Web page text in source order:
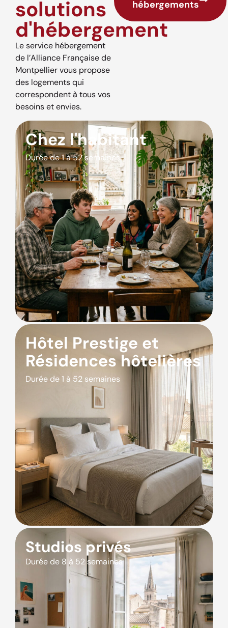
solutions
d'hébergement
Le service hébergement
de l’Alliance Française de
Montpellier vous propose
des logements qui
correspondent à tous vos
besoins et envies.
hébergements
Chez l'habitant
Durée de 1 à 52 semaines
Hôtel Prestige et
Résidences hôtelières
Durée de 1 à 52 semaines
Studios privés
Durée de 8 à 52 semaines